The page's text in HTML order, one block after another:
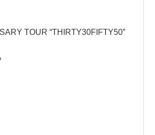
TOUR “THIRTY30FIFTY50”